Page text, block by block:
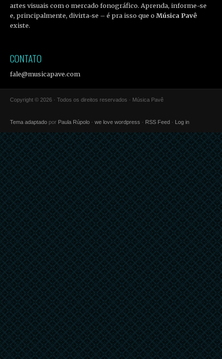
artes visuais com o mercado fonográfico. Aprenda, informe-se
e, principalmente, divirta-se – é pra isso que oMúsica Pavê
existe.
CONTATO
fale@musicapave.com
Copyright © 2026 · Todos os direitos reservados · Música Pavê
Tema adaptado por Paula Rúpolo · we love wordpress · RSS Feed · Log in